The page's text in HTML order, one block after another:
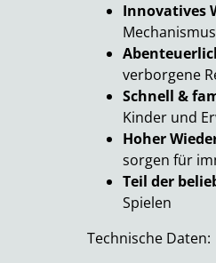
Innovatives
verborgene
Schnell &
Kinder und
Hoher
sorgen für
Teil der
Spielen
Technische Daten: